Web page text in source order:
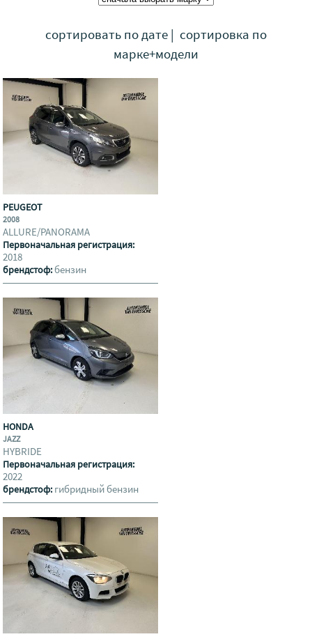
сортировать по дате | сортировка по
марке+модели
PEUGEOT
2008
ALLURE/PANORAMA
Первоначальная регистрация:
2018
брендстоф:бензин
HONDA
JAZZ
HYBRIDE
Первоначальная регистрация:
2022
брендстоф: гибридный бензин